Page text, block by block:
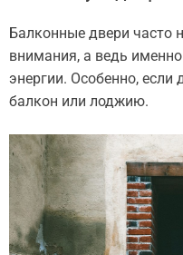
Балконные двери часто
внимания, а ведь
энергии. Особенно, если
балкон или лоджию.